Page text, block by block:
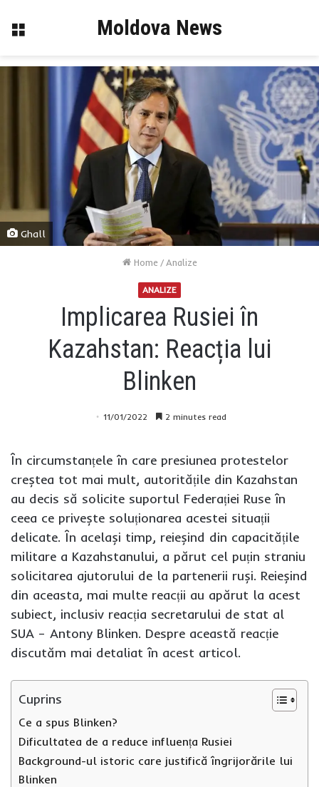
Menu Moldova News
Ghall
Home / Analize
ANALIZE
Implicarea Rusiei în
Kazahstan: Reacția lui
Blinken
11/01/2022 2 minutes read
În circumstanțele în care presiunea protestelor
creștea tot mai mult, autoritățile din Kazahstan
au decis să solicite suportul Federației Ruse în
ceea ce privește soluționarea acestei situații
delicate. În același timp, reieșind din capacitățile
militare a Kazahstanului, a părut cel puțin straniu
solicitarea ajutorului de la partenerii ruși. Reieșind
din aceasta, mai multe reacții au apărut la acest
subiect, inclusiv reacția secretarului de stat al
SUA – Antony Blinken. Despre această reacție
discutăm mai detaliat în acest articol.
Cuprins
Ce a spus Blinken?
Dificultatea de a reduce influența Rusiei
Background-ul istoric care justifică îngrijorările lui
Blinken